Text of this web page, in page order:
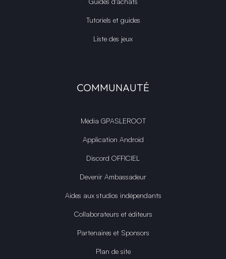
Tutoriels et guides
Liste des jeux
COMMUNAUTÉ
Média GPASLEROOT
Application Android
Discord OFFICIEL
Devenir Ambassadeur
Aides aux studios indépendants
Collaborateurs et éditeurs
Partenaires et Sponsors
Plan de site